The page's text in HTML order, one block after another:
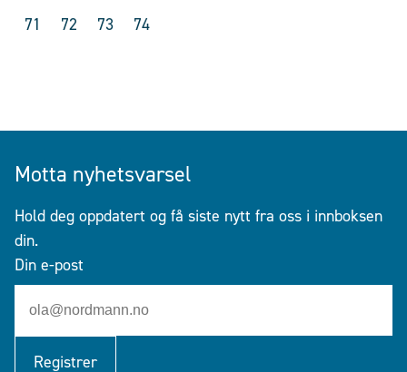
71
72 73 74
Motta nyhetsvarsel
Hold deg oppdatert og få siste nytt fra oss i innboksen
din.
Din e-post
Registrer